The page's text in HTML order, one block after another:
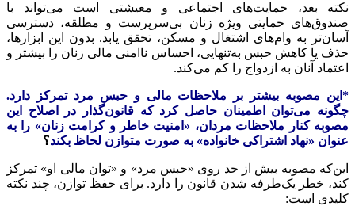
نکته بعد، حمایت‌های اجتماعی و معیشتی است می‌تواند با
صندوق‌های حمایتی ویژه زنان بی‌سرپرست و مطلقه، دسترسی
آسان‌تر به وام‌های اشتغال و مسکن، تحقق یابد. بدون این ابزارها،
حذف یا کاهش حبس به‌تنهایی، احساس ناامنی مالی زنان را بیشتر و
اعتماد آنان به ازدواج را کم می‌کند.
*این مصوبه بیشتر بر ملاحظات مالی و حبس مرد تمرکز دارد.
چگونه می‌توان اطمینان حاصل کرد که قانون‌گذار در اصلاح این
مصوبه کنار ملاحظات مردان، «امنیت خاطر و کرامت زنان» را به
عنوان «نهاد اشتراکی خانواده» به صورت متوازن لحاظ بکند؟
این‌که مصوبه بیش از حد روی «حبس مرد» و «توان مالی او» تمرکز
کند، خطر یک‌طرفه شدن قانون را دارد. برای حفظ توازن، چند نکته
کلیدی است: